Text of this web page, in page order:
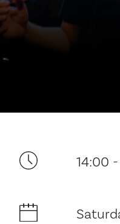
Your visit
The music in the
History and
14:00